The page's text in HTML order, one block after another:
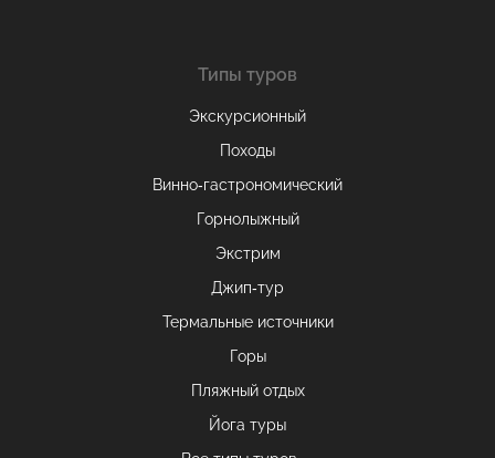
Типы туров
Экскурсионный
Походы
Винно-гастрономический
Горнолыжный
Экстрим
Джип-тур
Термальные источники
Горы
Пляжный отдых
Йога туры